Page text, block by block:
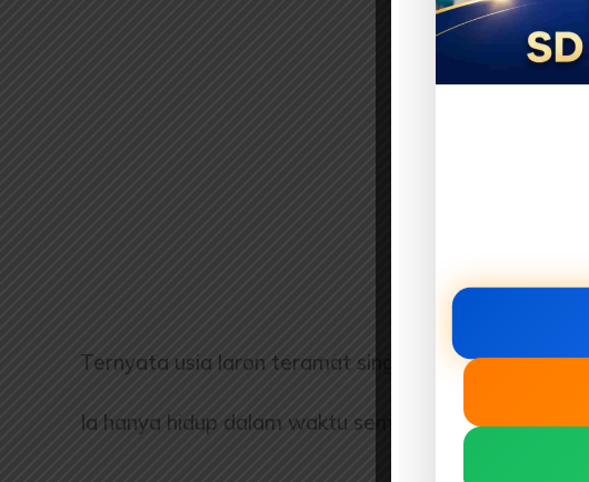
Ternyata usia laron teramat singkat.
Ia hanya hidup dalam waktu semalam.